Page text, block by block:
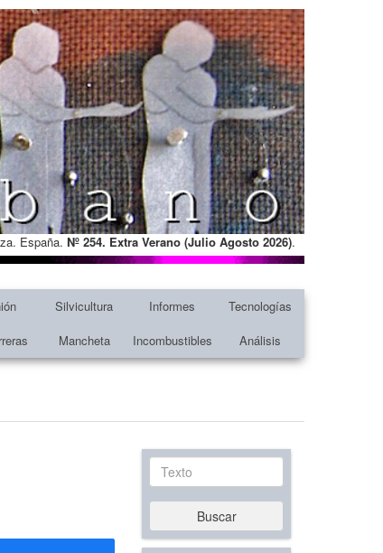
España. Nº 254. Extra Verano (Julio Agosto 2026).
Silvicultura Informes
Tecnologías
Mancheta Incombustibles Análisis
Texto
Buscar